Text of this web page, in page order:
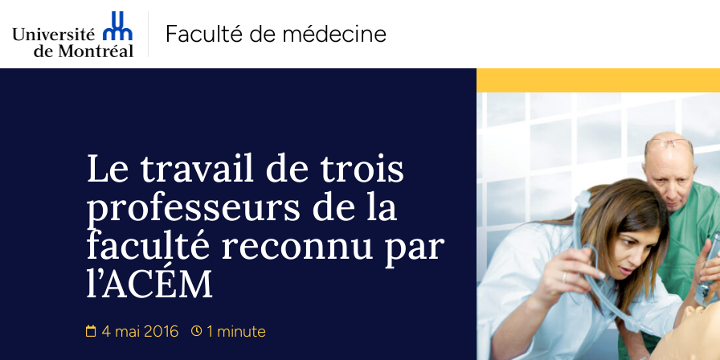
Faculté de médecine
Le travail de trois
professeurs de la
faculté reconnu par
l’ACÉM
4 mai 2016 1 minute